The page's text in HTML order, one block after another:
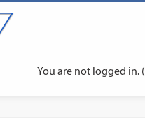
You are not logged in. (